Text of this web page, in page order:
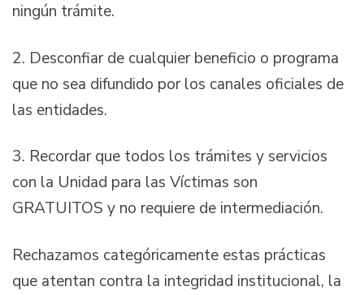
ningún trámite.
2. Desconfiar de cualquier beneficio o programa
que no sea difundido por los canales oficiales de
las entidades.
3. Recordar que todos los trámites y servicios
con la Unidad para las Víctimas son
GRATUITOS y no requiere de intermediación.
Rechazamos categóricamente estas prácticas
que atentan contra la integridad institucional, la